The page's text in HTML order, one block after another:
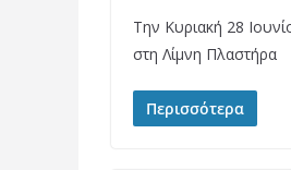
Την Κυριακή 28
στη Λίμνη Πλαστήρα
Περισσότερα